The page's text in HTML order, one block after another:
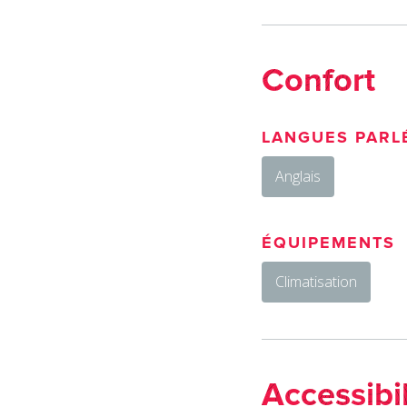
Confort
LANGUES
Anglais
ÉQUIPEMENTS
Climatisation